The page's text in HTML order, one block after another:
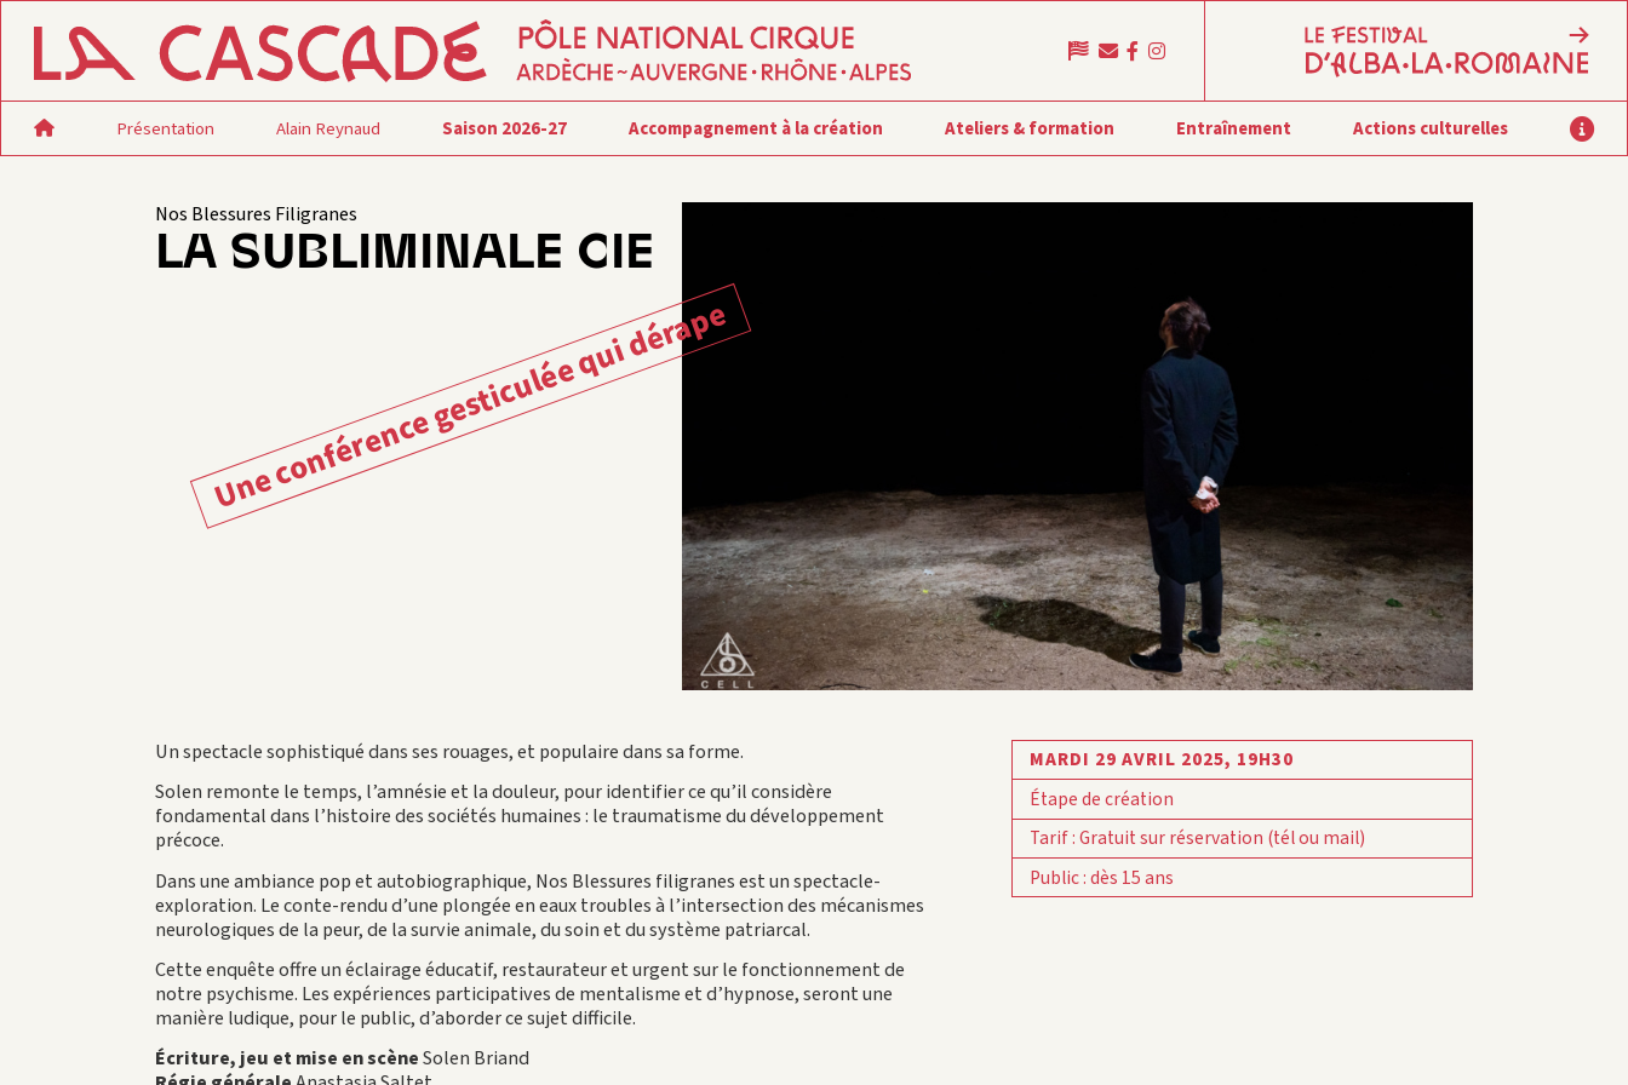
Présentation Alain Reynaud Saison 2026-27 Accompagnement à la création Ateliers & formation Entraînement Actions culturelles
Nos Blessures Filigranes
LA SUBLIMINALE CIE
Une conférence gesticulée qui dérape
Un spectacle sophistiqué dans ses rouages, et populaire dans sa forme.
Solen remonte le temps, l’amnésie et la douleur, pour identifier ce qu’il considère
fondamental dans l’histoire des sociétés humaines : le traumatisme du développement
précoce.
Dans une ambiance pop et autobiographique, Nos Blessures filigranes est un spectacle-
exploration. Le conte-rendu d’une plongée en eaux troubles à l’intersection des mécanismes
neurologiques de la peur, de la survie animale, du soin et du système patriarcal.
Cette enquête offre un éclairage éducatif, restaurateur et urgent sur le fonctionnement de
notre psychisme. Les expériences participatives de mentalisme et d’hypnose, seront une
manière ludique, pour le public, d’aborder ce sujet difficile.
Écriture, jeu et mise en scèneSolen Briand
MARDI 29 AVRIL 2025, 19H30
Étape de création
Tarif:Gratuit sur réservation (tél ou mail)
Public:dès 15 ans